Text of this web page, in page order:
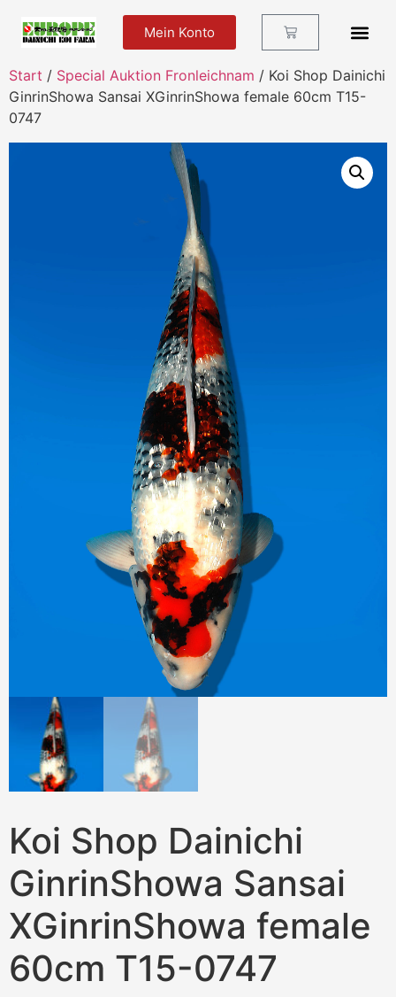
Mein Konto
Start / Special Auktion Fronleichnam / Koi Shop Dainichi
GinrinShowa Sansai XGinrinShowa female 60cm T15-
0747
Koi Shop Dainichi
GinrinShowa Sansai
XGinrinShowa female
60cm T15-0747